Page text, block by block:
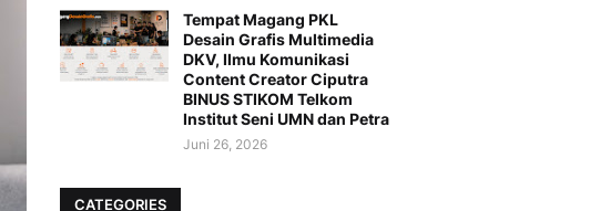
Tempat Magang PKL
Desain Grafis Multimedia
DKV, Ilmu Komunikasi
Content Creator Ciputra
BINUS STIKOM Telkom
Institut Seni UMN dan Petra
Juni 26, 2026
CATEGORIES